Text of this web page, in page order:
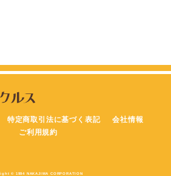
特定商取引法に基づく表記
会社情報
ご利用規約
© 1994 NAKAJIMA CORPORATION